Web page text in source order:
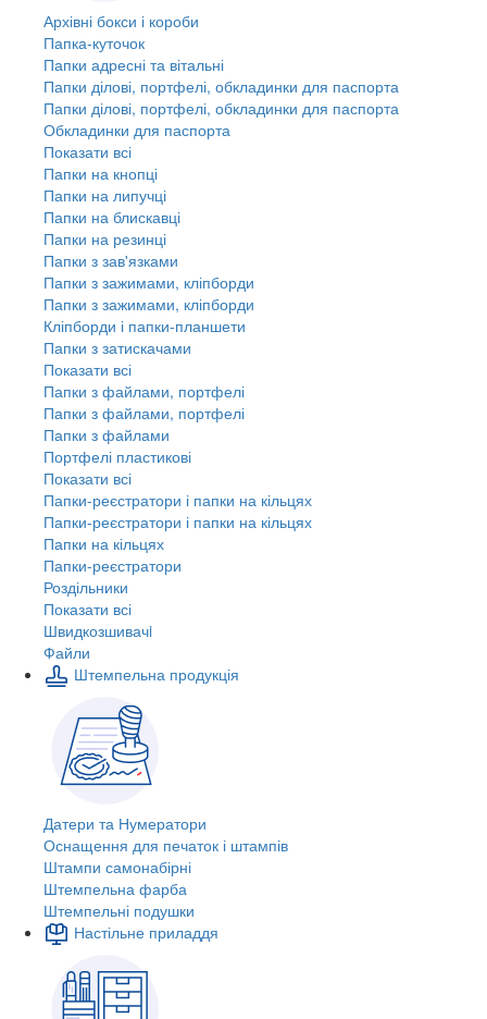
Архівні бокси і короби
Папка-куточок
Папки адресні та вітальні
Папки ділові, портфелі, обкладинки для паспорта
Папки ділові, портфелі, обкладинки для паспорта
Обкладинки для паспорта
Показати всі
Папки на кнопці
Папки на липучці
Папки на блискавці
Папки на резинці
Папки з зав'язками
Папки з зажимами, кліпборди
Папки з зажимами, кліпборди
Кліпборди і папки-планшети
Папки з затискачами
Показати всі
Папки з файлами, портфелі
Папки з файлами, портфелі
Папки з файлами
Портфелі пластикові
Показати всі
Папки-реєстратори і папки на кільцях
Папки-реєстратори і папки на кільцях
Папки на кільцях
Папки-реєстратори
Роздільники
Показати всі
Швидкозшивачi
Файли
Штемпельна продукція
Датери та Нумератори
Оснащення для печаток і штампів
Штампи самонабірні
Штемпельна фарба
Штемпельні подушки
Настільне приладдя